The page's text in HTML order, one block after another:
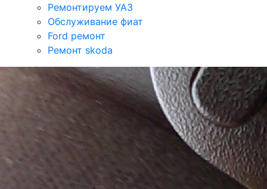
Ремонтируем УАЗ
Обслуживание фиат
Ford ремонт
Ремонт skoda